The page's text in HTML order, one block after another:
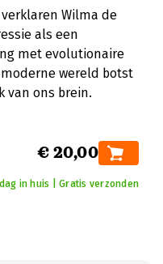
Wilma de
als een
met evolutionaire
wereld botst
van ons brein.
€ 20,00
in huis | Gratis verzonden